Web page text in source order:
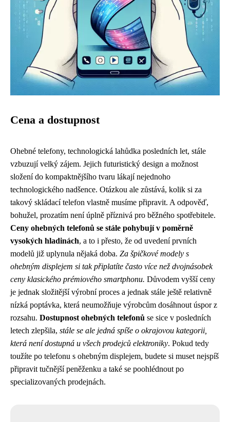
Cena a dostupnost
Ohebné telefony, technologická lahůdka posledních let, stále
vzbuzují velký zájem. Jejich futuristický design a možnost
složení do kompaktnějšího tvaru lákají nejednoho
technologického nadšence. Otázkou ale zůstává, kolik si za
takový skládací telefon vlastně musíme připravit. A odpověď,
bohužel, prozatím není úplně příznivá pro běžného spotřebitele.
Ceny ohebných telefonů se stále pohybují v poměrně
vysokých hladinách, a to i přesto, že od uvedení prvních
modelů již uplynula nějaká doba. Za špičkové modely s
ohebným displejem si tak připlatíte často více než dvojnásobek
ceny klasického prémiového smartphonu. Důvodem vyšší ceny
je jednak složitější výrobní proces a jednak stále ještě relativně
nízká poptávka, která neumožňuje výrobcům dosáhnout úspor z
rozsahu. Dostupnost ohebných telefonů se sice v posledních
letech zlepšila, stále se ale jedná spíše o okrajovou kategorii,
která není dostupná u všech prodejců elektroniky. Pokud tedy
toužíte po telefonu s ohebným displejem, budete si muset nejspíš
připravit tučnější peněženku a také se poohlédnout po
specializovaných prodejnách.